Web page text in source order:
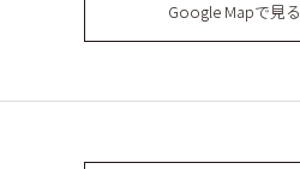
Google Mapで見る